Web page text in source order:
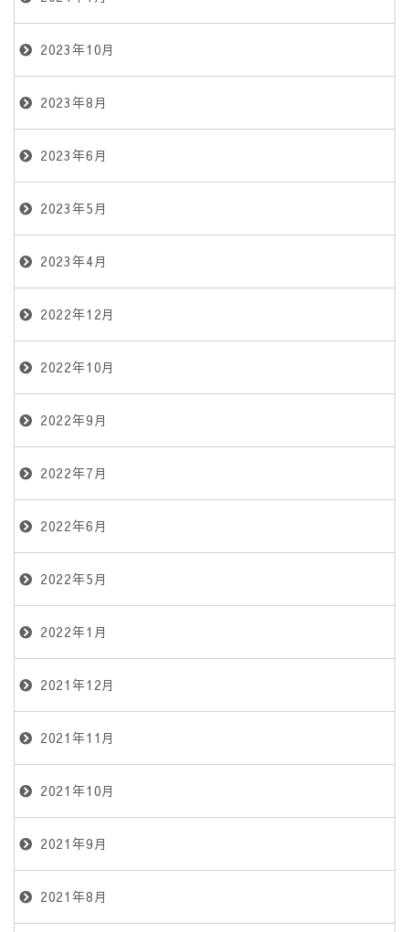
2023年10月
2023年8月
2023年6月
2023年5月
2023年4月
2022年12月
2022年10月
2022年9月
2022年7月
2022年6月
2022年5月
2022年1月
2021年12月
2021年11月
2021年10月
2021年9月
2021年8月